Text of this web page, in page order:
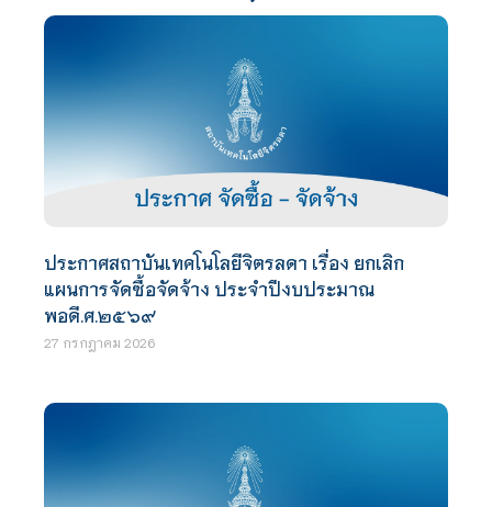
ประกาศสถาบันเทคโนโลยีจิตรลดา เรื่อง ยกเลิก
แผนการจัดซื้อจัดจ้าง ประจำปีงบประมาณ
พอดี.ศ.๒๕๖๙
27 กรกฎาคม 2026